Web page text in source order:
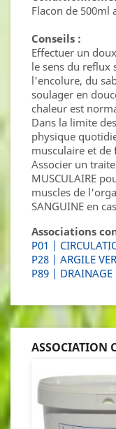
Flacon de 500ml
Conseils :
Effectuer un
le sens du reflux
l'encolure, du
soulager en
chaleur est
Dans la limite
physique
musculaire et de
Associer un
MUSCULAIRE
muscles de
SANGUINE en
Associations
P01 |
P28 | ARGILE
P89 | DRAINAGE
ASSOCIATION